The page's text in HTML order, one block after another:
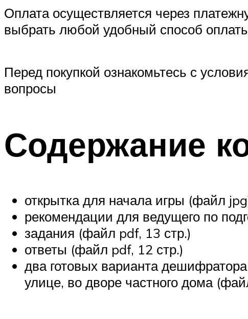
Оплата осуществляется через
выбрать любой удобный способ
Перед покупкой ознакомьтесь с
вопросы
Содержание
открытка для начала игры (файл
рекомендации для ведущего по
задания (файл pdf, 13 стр.)
ответы (файл pdf, 12 стр.)
два готовых варианта
улице, во дворе частного дома